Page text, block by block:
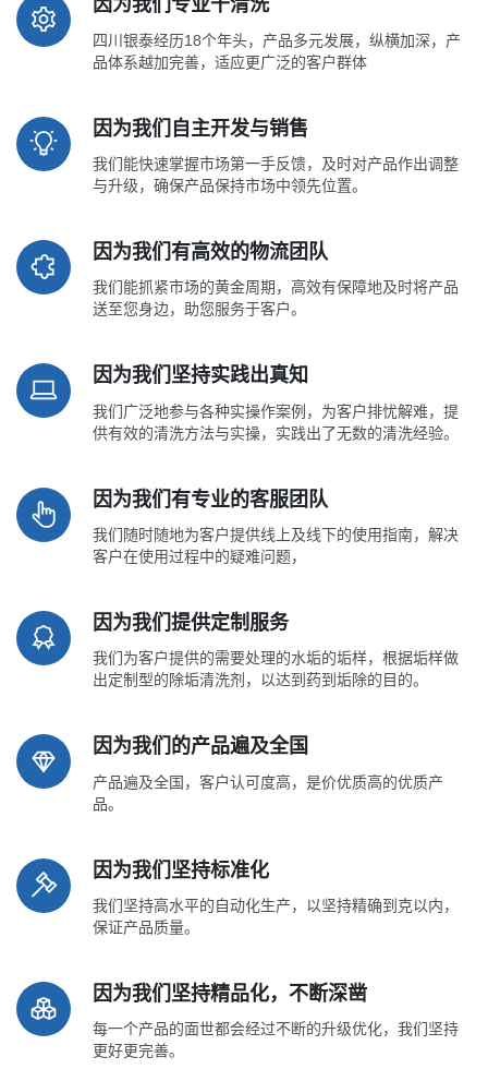
因为我们专业干清洗
四川银泰经历18个年头，产品多元发展，纵横加深，产
品体系越加完善，适应更广泛的客户群体
因为我们自主开发与销售
我们能快速掌握市场第一手反馈，及时对产品作出调整
与升级，确保产品保持市场中领先位置。
因为我们有高效的物流团队
我们能抓紧市场的黄金周期，高效有保障地及时将产品
送至您身边，助您服务于客户。
因为我们坚持实践出真知
我们广泛地参与各种实操作案例，为客户排忧解难，提
供有效的清洗方法与实操，实践出了无数的清洗经验。
因为我们有专业的客服团队
我们随时随地为客户提供线上及线下的使用指南，解决
客户在使用过程中的疑难问题，
因为我们提供定制服务
我们为客户提供的需要处理的水垢的垢样，根据垢样做
出定制型的除垢清洗剂，以达到药到垢除的目的。
因为我们的产品遍及全国
产品遍及全国，客户认可度高，是价优质高的优质产
品。
因为我们坚持标准化
我们坚持高水平的自动化生产，以坚持精确到克以内，
保证产品质量。
因为我们坚持精品化，不断深凿
每一个产品的面世都会经过不断的升级优化，我们坚持
更好更完善。